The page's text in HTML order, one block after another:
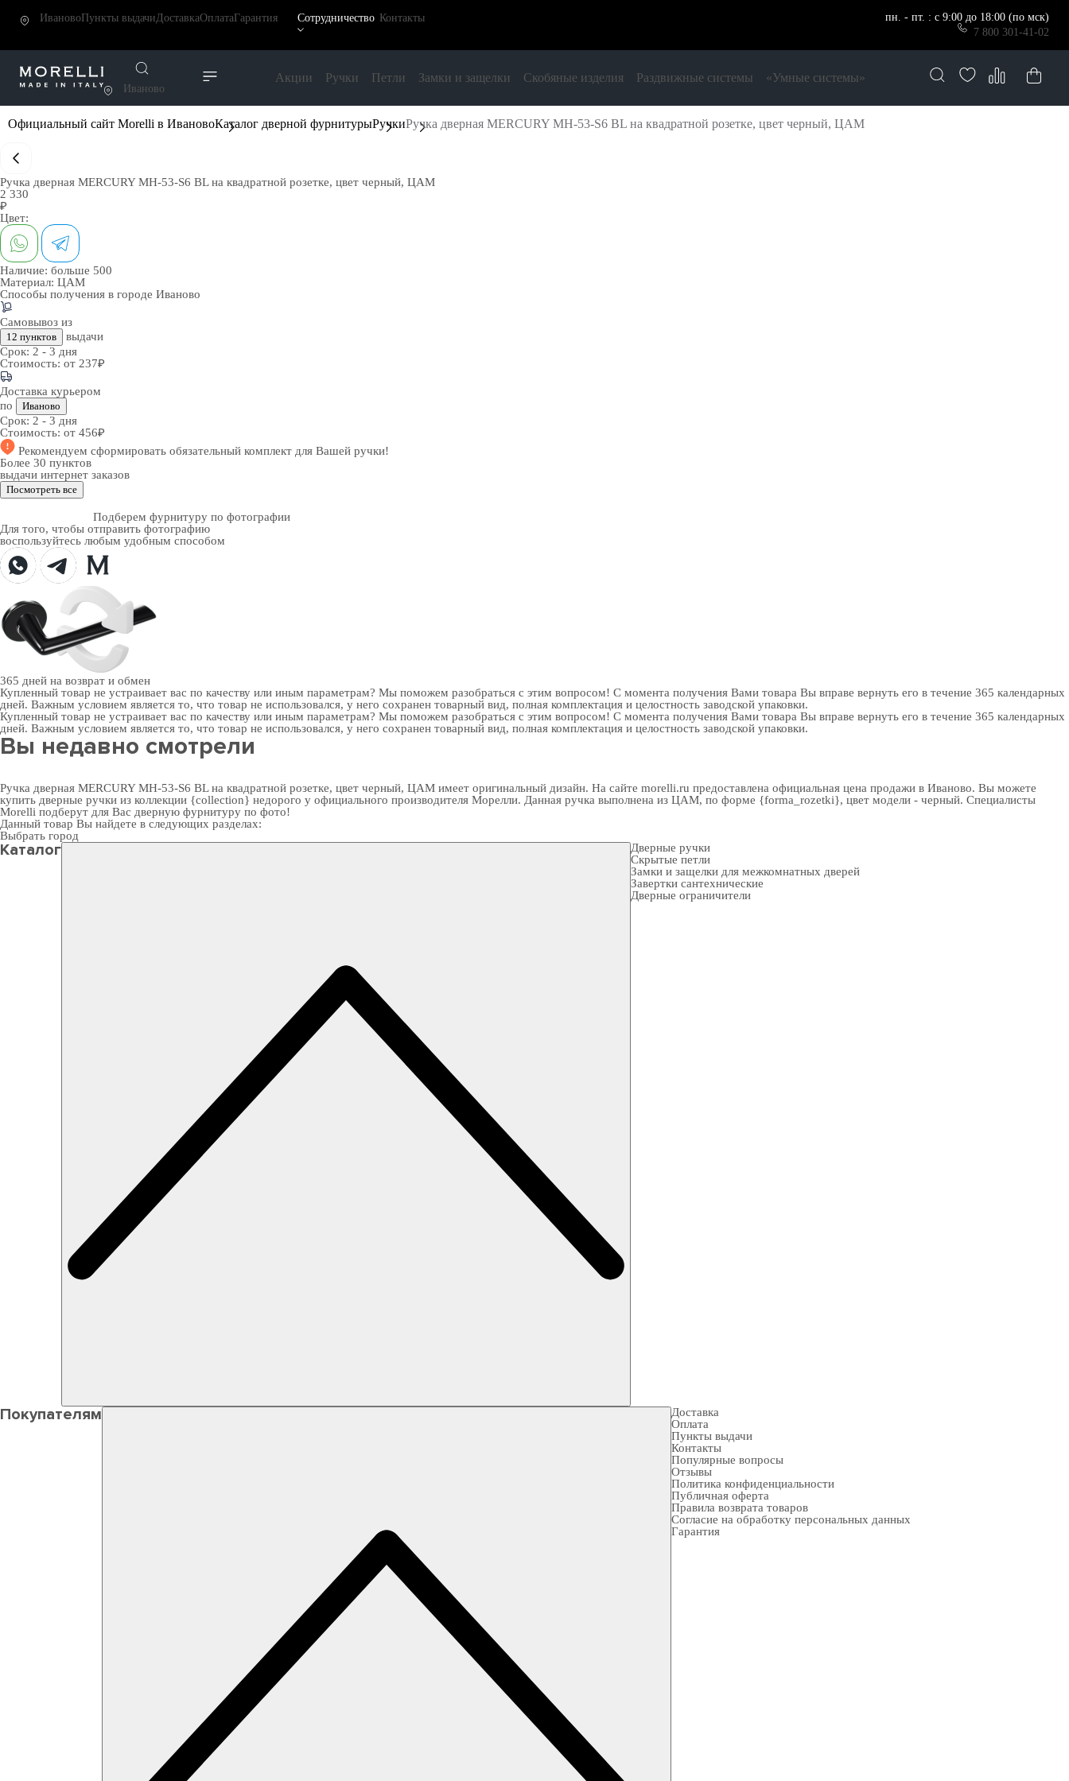
ИвановоПункты выдачиДоставкаОплатаГарантия Сотрудничество Контакты
пн. - пт. : с 9:00 до 18:00 (по мск)
7 800 301-41-02
Иваново
Акции Ручки Петли Замки и защелки Скобяные изделия Раздвижные системы «Умные системы»
Официальный сайт Morelli в ИвановоКаталог дверной фурнитурыРучкиРучка дверная MERCURY MH-53-S6 BL на квадратной розетке, цвет черный, ЦАМ
Ручка дверная MERCURY MH-53-S6 BL на квадратной розетке, цвет черный, ЦАМ
2 330
₽
Цвет:
Наличие: больше 500
Материал: ЦАМ
Способы получения в городе Иваново
Самовывоз из
12 пунктов
выдачи
Срок: 2 - 3 дня
Стоимость: от 237₽
Доставка курьером
по
Иваново
Срок: 2 - 3 дня
Стоимость: от 456₽
Рекомендуем сформировать обязательный комплект для Вашей ручки!
Более 30 пунктов
выдачи интернет заказов
Посмотреть все
Подберем фурнитуру по фотографии
Для того, чтобы отправить фотографию
воспользуйтесь любым удобным способом
365 дней на возврат и обмен
Купленный товар не устраивает вас по качеству или иным параметрам? Мы поможем разобраться с этим вопросом! С момента получения Вами товара Вы вправе вернуть его в течение 365 календарных
дней. Важным условием является то, что товар не использовался, у него сохранен товарный вид, полная комплектация и целостность заводской упаковки.
Купленный товар не устраивает вас по качеству или иным параметрам? Мы поможем разобраться с этим вопросом! С момента получения Вами товара Вы вправе вернуть его в течение 365 календарных
дней. Важным условием является то, что товар не использовался, у него сохранен товарный вид, полная комплектация и целостность заводской упаковки.
Вы недавно смотрели
Ручка дверная MERCURY MH-53-S6 BL на квадратной розетке, цвет черный, ЦАМ имеет оригинальный дизайн. На сайте morelli.ru предоставлена официальная цена продажи в Иваново. Вы можете
купить дверные ручки из коллекции {collection} недорого у официального производителя Морелли. Данная ручка выполнена из ЦАМ, по форме {forma_rozetki}, цвет модели - черный. Специалисты
Morelli подберут для Вас дверную фурнитуру по фото!
Данный товар Вы найдете в следующих разделах:
Выбрать город
Каталог
Дверные ручки
Скрытые петли
Замки и защелки для межкомнатных дверей
Завертки сантехнические
Дверные ограничители
Покупателям
Доставка
Оплата
Пункты выдачи
Контакты
Популярные вопросы
Отзывы
Политика конфиденциальности
Публичная оферта
Правила возврата товаров
Согласие на обработку персональных данных
Гарантия